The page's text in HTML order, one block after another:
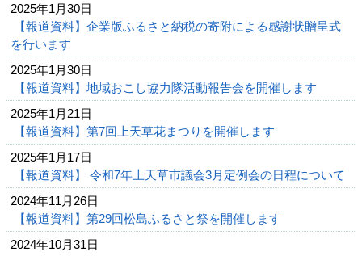
2025年1月30日
【報道資料】企業版ふるさと納税の寄附による感謝状贈呈式
を行います
2025年1月30日
【報道資料】地域おこし協力隊活動報告会を開催します
2025年1月21日
【報道資料】第7回上天草花まつりを開催します
2025年1月17日
【報道資料】 令和7年上天草市議会3月定例会の日程について
2024年11月26日
【報道資料】第29回松島ふるさと祭を開催します
2024年10月31日